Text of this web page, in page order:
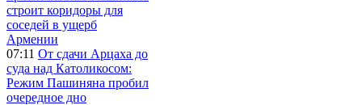
строит коридоры для
соседей в ущерб
Армении
07:11 От сдачи Арцаха до
суда над Католикосом:
Режим Пашиняна пробил
очередное дно